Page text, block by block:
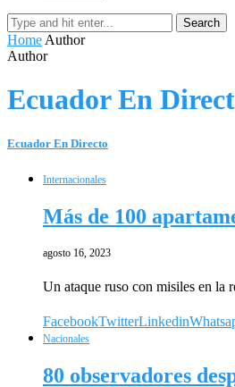
Search
Home Author
Author
Ecuador En
Ecuador En Directo
Internacionales
Más de 100
agosto 16, 2023
Un ataque ruso con misiles en
FacebookTwitterLinkedin
Nacionales
80 observadores